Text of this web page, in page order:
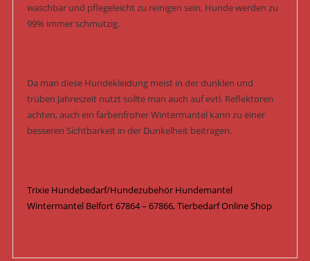
waschbar und pflegeleicht zu reinigen sein, Hunde werden zu
99% immer schmutzig.
Da man diese Hundekleidung meist in der dunklen und
trüben Jahreszeit nutzt sollte man auch auf evtl. Reflektoren
achten, auch ein farbenfroher Wintermantel kann zu einer
besseren Sichtbarkeit in der Dunkelheit beitragen.
Trixie Hundebedarf/Hundezubehör Hundemantel
Wintermantel Belfort 67864 – 67866, Tierbedarf Online Shop